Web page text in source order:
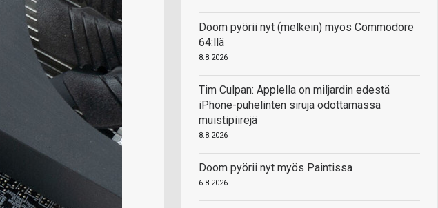
Doom pyörii nyt (melkein) myös Commodore
64:llä
8.8.2026
Tim Culpan: Applella on miljardin edestä
iPhone-puhelinten siruja odottamassa
muistipiirejä
8.8.2026
Doom pyörii nyt myös Paintissa
6.8.2026